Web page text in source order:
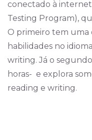
conectado à
Testing Program),
O primeiro tem uma
habilidades no
writing. Já o
horas- e explora
reading e writing.